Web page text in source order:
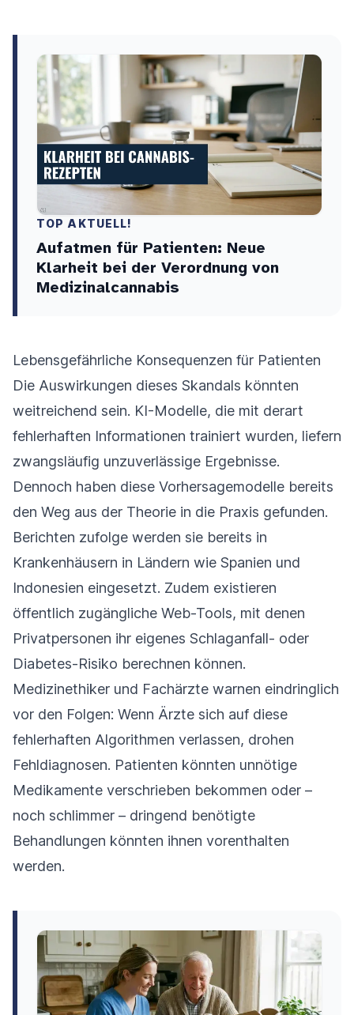
TOP AKTUELL!
Aufatmen für Patienten: Neue
Klarheit bei der Verordnung von
Medizinalcannabis
Lebensgefährliche Konsequenzen für Patienten
Die Auswirkungen dieses Skandals könnten
weitreichend sein. KI-Modelle, die mit derart
fehlerhaften Informationen trainiert wurden, liefern
zwangsläufig unzuverlässige Ergebnisse.
Dennoch haben diese Vorhersagemodelle bereits
den Weg aus der Theorie in die Praxis gefunden.
Berichten zufolge werden sie bereits in
Krankenhäusern in Ländern wie Spanien und
Indonesien eingesetzt. Zudem existieren
öffentlich zugängliche Web-Tools, mit denen
Privatpersonen ihr eigenes Schlaganfall- oder
Diabetes-Risiko berechnen können.
Medizinethiker und Fachärzte warnen eindringlich
vor den Folgen: Wenn Ärzte sich auf diese
fehlerhaften Algorithmen verlassen, drohen
Fehldiagnosen. Patienten könnten unnötige
Medikamente verschrieben bekommen oder –
noch schlimmer – dringend benötigte
Behandlungen könnten ihnen vorenthalten
werden.